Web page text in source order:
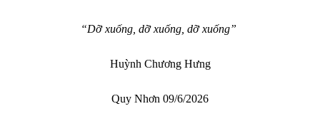
“Dỡ xuống, dỡ xuống, dỡ xuống”
Huỳnh Chương Hưng
Quy Nhơn 09/6/2026